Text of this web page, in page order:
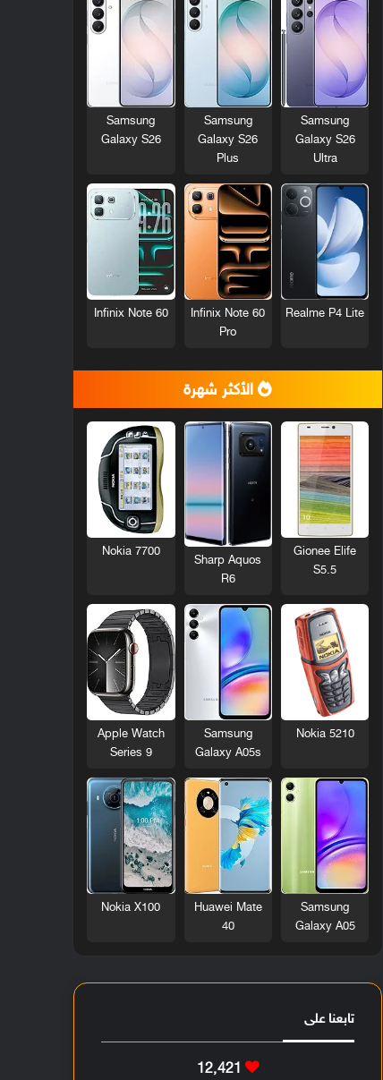
Samsung
Galaxy S26
Ultra
Samsung
Galaxy S26
Plus
Samsung
Galaxy S26
Realme P4 Lite
Infinix Note 60
Pro
Infinix Note 60
الأكثر شهرة
Gionee Elife
S5.5
Sharp Aquos
R6
Nokia 7700
Nokia 5210
Samsung
Galaxy A05s
Apple Watch
Series 9
Samsung
Galaxy A05
Huawei Mate
40
Nokia X100
تابعنا على
12٬421